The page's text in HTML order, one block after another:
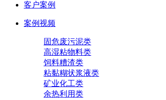
客户案例
案例视频
固危废污泥类
高湿粘物料类
饲料糟渣类
粘黏糊状浆液类
矿业化工类
余热利用类